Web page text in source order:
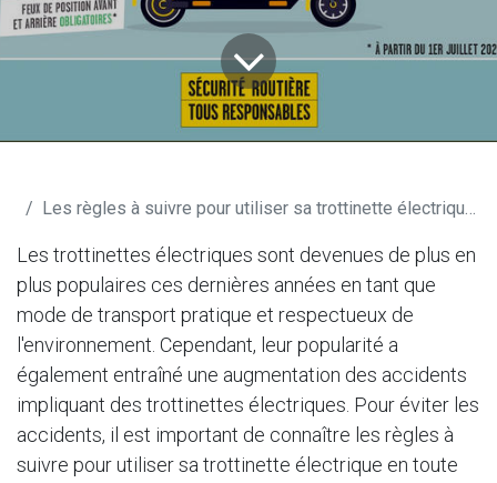
Les règles à suivre pour utiliser sa trottinette électrique en toute sécurité
Les trottinettes électriques sont devenues de plus en
plus populaires ces dernières années en tant que
mode de transport pratique et respectueux de
l'environnement. Cependant, leur popularité a
également entraîné une augmentation des accidents
impliquant des trottinettes électriques. Pour éviter les
accidents, il est important de connaître les règles à
suivre pour utiliser sa trottinette électrique en toute